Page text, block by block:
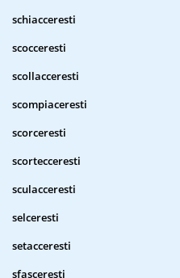
schiacceresti
scocceresti
scollacceresti
scompiaceresti
scorceresti
scortecceresti
sculacceresti
selceresti
setacceresti
sfasceresti